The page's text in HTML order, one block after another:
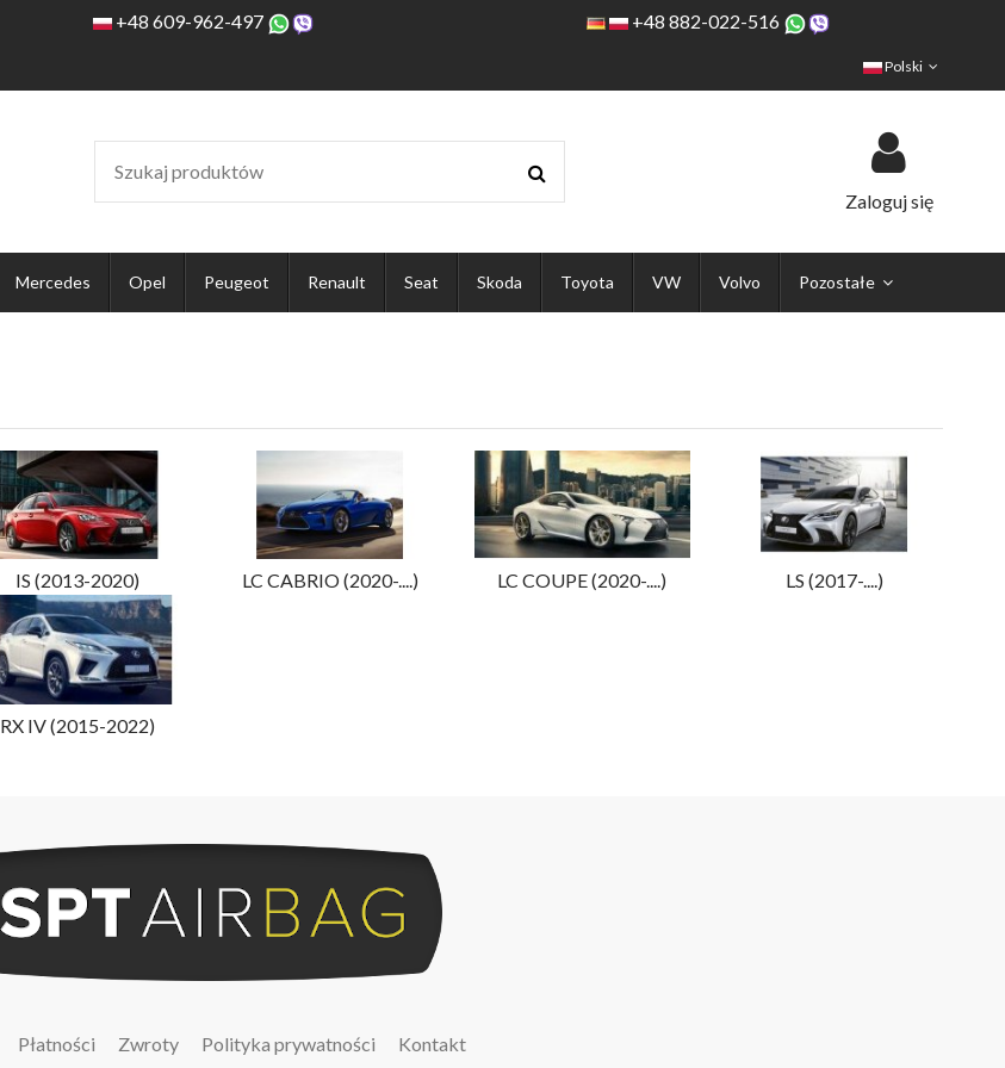
+48 609-962-497 +48 882-022-516
Polski
Zaloguj się
Mercedes Opel Peugeot Renault Seat Skoda Toyota VW Volvo Pozostałe
IS (2013-2020) LC CABRIO (2020-....) LC COUPE (2020-....) LS (2017-....)
RX IV (2015-2022)
Płatności Zwroty Polityka prywatności Kontakt